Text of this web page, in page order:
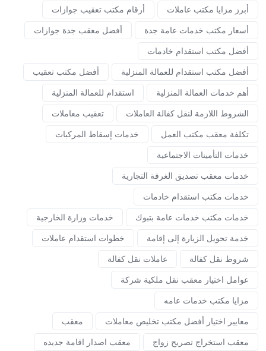
أبرز مزايا مكتب عاملات
أرقام مكتب تعقيب جوازات
أسعار مكتب خدمات عامة جدة
أفضل معقب جدة جوازات
أفضل مكتب استقدام خادمات
أفضل مكتب استقدام للعمالة المنزلية
أفضل مكتب تعقيب
أهم خدمات العمالة المنزلية
استقدام للعمالة المنزلية
الشروط اللازمة لنقل كفالة العاملات
تعقيب معاملات
تكلفة معقب مكتب العمل
خدمات إسقاط المركبات
خدمات التأمينات الاجتماعية
خدمات معقب تصديق الغرفة التجارية
خدمات مكتب استقدام خادمات
خدمات مكتب خدمات عامة بتبوك
خدمات وزارة الخارجية
خدمة تحويل الزيارة إلى إقامة
خطوات استقدام عاملات
شروط نقل كفالة
عاملات نقل كفالة
عوامل اختيار معقب نقل ملكية شركة
مزايا مكتب خدمات عامه
معايير اختيار أفضل مكتب تخليص معاملات
معقب
معقب استخراج تصريح زواج
معقب اصدار اقامة جديده